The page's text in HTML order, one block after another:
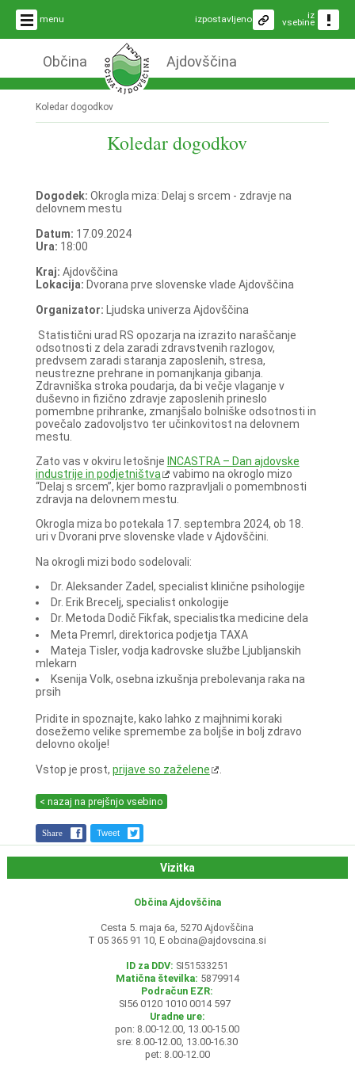
menu iz
vsebine
izpostavljeno
Občina Ajdovščina
Koledar dogodkov
Koledar dogodkov
Dogodek: Okrogla miza: Delaj s srcem - zdravje na
delovnem mestu
Datum: 17.09.2024
Ura: 18:00
Kraj: Ajdovščina
Lokacija: Dvorana prve slovenske vlade Ajdovščina
Organizator: Ljudska univerza Ajdovščina
Statistični urad RS opozarja na izrazito naraščanje
odsotnosti z dela zaradi zdravstvenih razlogov,
predvsem zaradi staranja zaposlenih, stresa,
neustrezne prehrane in pomanjkanja gibanja.
Zdravniška stroka poudarja, da bi večje vlaganje v
duševno in fizično zdravje zaposlenih prineslo
pomembne prihranke, zmanjšalo bolniške odsotnosti in
povečalo zadovoljstvo ter učinkovitost na delovnem
mestu.
Zato vas v okviru letošnje INCASTRA – Dan ajdovske
industrije in podjetništva
vabimo na okroglo mizo
“Delaj s srcem”, kjer bomo razpravljali o pomembnosti
zdravja na delovnem mestu.
Okrogla miza bo potekala 17. septembra 2024, ob 18.
uri v Dvorani prve slovenske vlade v Ajdovščini.
Na okrogli mizi bodo sodelovali:
Dr. Aleksander Zadel, specialist klinične psihologije
Dr. Erik Brecelj, specialist onkologije
Dr. Metoda Dodič Fikfak, specialistka medicine dela
Meta Premrl, direktorica podjetja TAXA
Mateja Tisler, vodja kadrovske službe Ljubljanskih
mlekarn
Ksenija Volk, osebna izkušnja prebolevanja raka na
prsih
Pridite in spoznajte, kako lahko z majhnimi koraki
dosežemo velike spremembe za boljše in bolj zdravo
delovno okolje!
Vstop je prost, prijave so zaželene
< nazaj na prejšnjo vsebino
Share Tweet
Vizitka
Občina Ajdovščina
Cesta 5. maja 6a, 5270 Ajdovščina
T 05 365 91 10, E obcina@ajdovscina.si
ID za DDV: SI51533251
Matična številka: 5879914
Podračun EZR:
SI56 0120 1010 0014 597
Uradne ure:
pon: 8.00-12.00, 13.00-15.00
sre: 8.00-12.00, 13.00-16.30
pet: 8.00-12.00